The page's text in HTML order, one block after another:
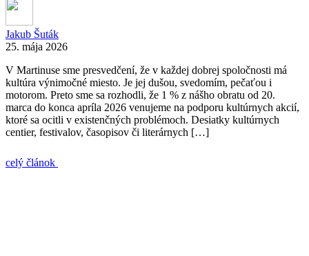
Jakub Šuták
25. mája 2026
V Martinuse sme presvedčení, že v každej dobrej spoločnosti má
kultúra výnimočné miesto. Je jej dušou, svedomím, pečaťou i
motorom. Preto sme sa rozhodli, že 1 % z nášho obratu od 20.
marca do konca apríla 2026 venujeme na podporu kultúrnych akcií,
ktoré sa ocitli v existenčných problémoch. Desiatky kultúrnych
centier, festivalov, časopisov či literárnych […]
celý článok